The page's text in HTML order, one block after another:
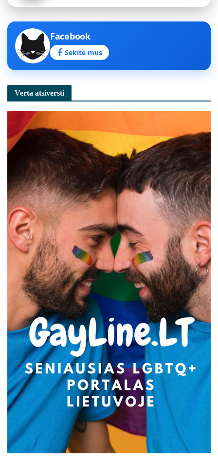
Facebook
Sekite mus
Verta atsiversti